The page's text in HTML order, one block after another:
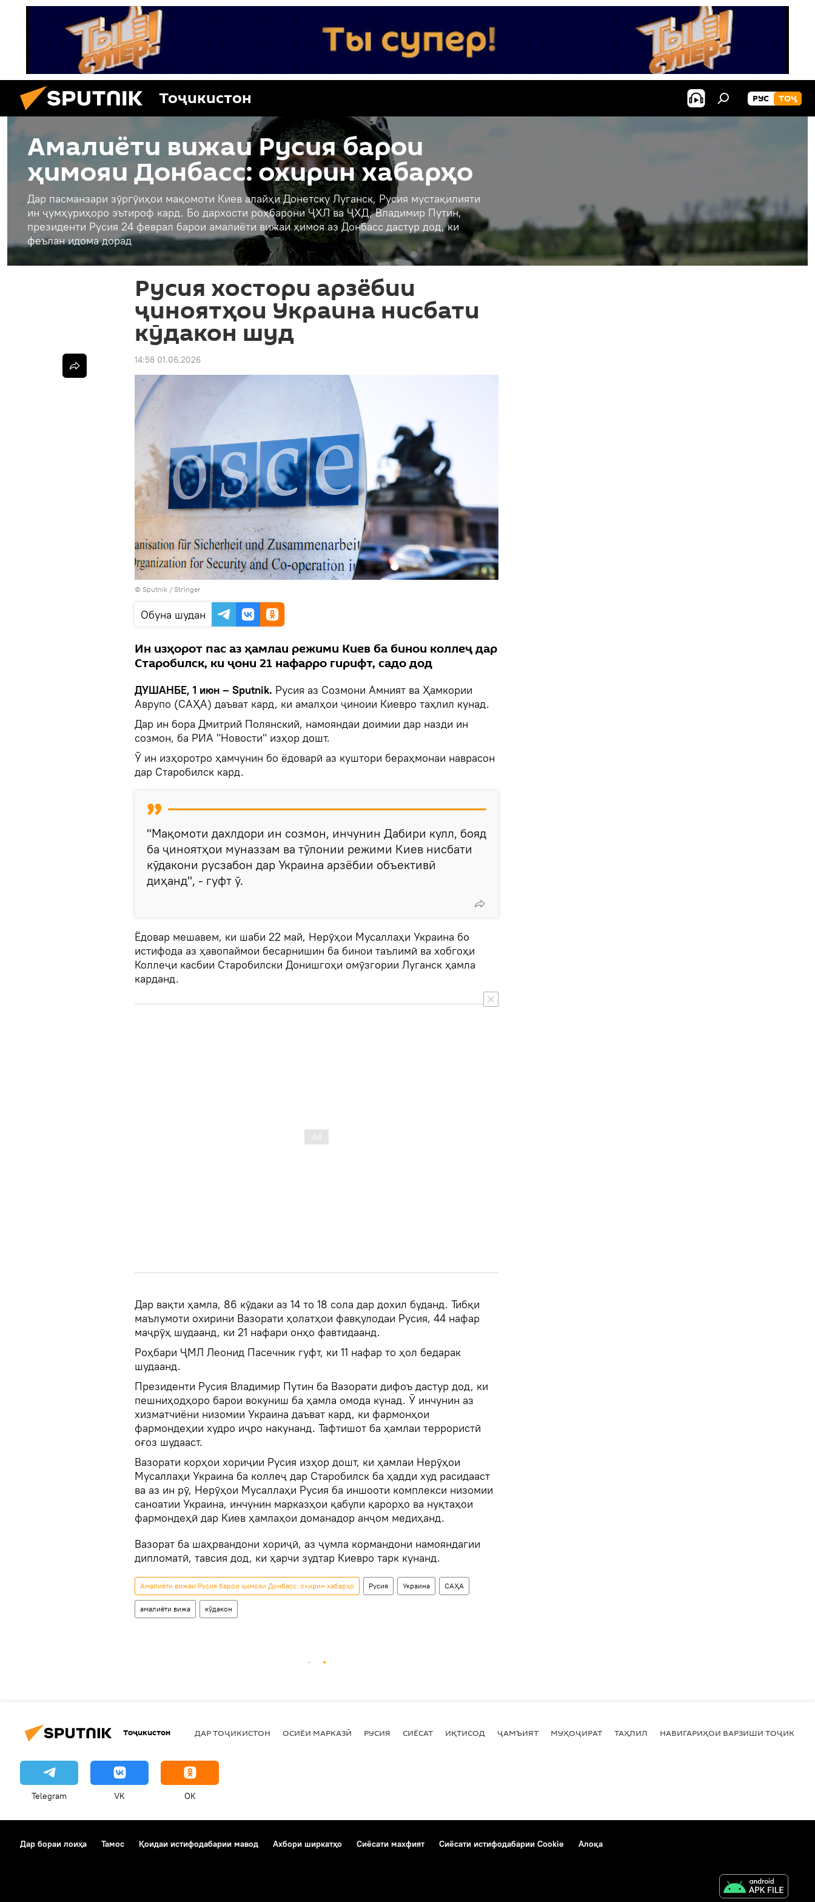
Тоҷикистон РУС ТОҶ
Амалиёти вижаи Русия барои
ҳимояи Донбасс: охирин хабарҳо
Дар пасманзари зӯргӯиҳои мақомоти Киев алайҳи Донетску Луганск, Русия мустақилияти
ин ҷумҳуриҳоро эътироф кард. Бо дархости роҳбарони ҶХЛ ва ҶХД, Владимир Путин,
президенти Русия 24 феврал барои амалиёти вижаи ҳимоя аз Донбасс дастур дод, ки
феълан идома дорад
Русия хостори арзёбии
ҷиноятҳои Украина нисбати
кӯдакон шуд
14:58 01.06.2026
© Sputnik / Stringer
Обуна шудан
Ин изҳорот пас аз ҳамлаи режими Киев ба бинои коллеҷ дар
Старобилск, ки ҷони 21 нафарро гирифт, садо дод
ДУШАНБЕ, 1 июн – Sputnik. Русия аз Созмони Амният ва Ҳамкории
Аврупо (САҲА) даъват кард, ки амалҳои ҷиноии Киевро таҳлил кунад.
Дар ин бора Дмитрий Полянский, намояндаи доимии дар назди ин
созмон, ба РИА "Новости" изҳор дошт.
Ӯ ин изҳоротро ҳамчунин бо ёдоварӣ аз куштори бераҳмонаи наврасон
дар Старобилск кард.
"Мақомоти дахлдори ин созмон, инчунин Дабири кулл, бояд
ба ҷиноятҳои муназзам ва тӯлонии режими Киев нисбати
кӯдакони русзабон дар Украина арзёбии объективӣ
диҳанд", - гуфт ӯ.
Ёдовар мешавем, ки шаби 22 май, Нерӯҳои Мусаллаҳи Украина бо
истифода аз ҳавопаймои бесарнишин ба бинои таълимӣ ва хобгоҳи
Коллеҷи касбии Старобилски Донишгоҳи омӯзгории Луганск ҳамла
карданд.
Дар вақти ҳамла, 86 кӯдаки аз 14 то 18 сола дар дохил буданд. Тибқи
маълумоти охирини Вазорати ҳолатҳои фавқулодаи Русия, 44 нафар
маҷрӯҳ шудаанд, ки 21 нафари онҳо фавтидаанд.
Роҳбари ҶМЛ Леонид Пасечник гуфт, ки 11 нафар то ҳол бедарак
шудаанд.
Президенти Русия Владимир Путин ба Вазорати дифоъ дастур дод, ки
пешниҳодҳоро барои вокуниш ба ҳамла омода кунад. Ӯ инчунин аз
хизматчиёни низомии Украина даъват кард, ки фармонҳои
фармондеҳии худро иҷро накунанд. Тафтишот ба ҳамлаи террористӣ
оғоз шудааст.
Вазорати корҳои хориҷии Русия изҳор дошт, ки ҳамлаи Нерӯҳои
Мусаллаҳи Украина ба коллеҷ дар Старобилск ба ҳадди худ расидааст
ва аз ин рӯ, Нерӯҳои Мусаллаҳи Русия ба иншооти комплекси низомии
саноатии Украина, инчунин марказҳои қабули қарорҳо ва нуқтаҳои
фармондеҳӣ дар Киев ҳамлаҳои доманадор анҷом медиҳанд.
Вазорат ба шаҳрвандони хориҷӣ, аз ҷумла кормандони намояндагии
дипломатӣ, тавсия дод, ки ҳарчи зудтар Киевро тарк кунанд.
Амалиёти вижаи Русия барои ҳимояи Донбасс: охирин хабарҳо Русия Украина САҲА
амалиёти вижа кӯдакон
Тоҷикистон ДАР ТОҶИКИСТОН ОСИЁИ МАРКАЗӢ РУСИЯ СИЁСАТ ИҚТИСОД ҶАМЪИЯТ МУҲОҶИРАТ ТАҲЛИЛ НАВИГАРИҲОИ ВАРЗИШИ
Telegram VK OK
Дар бораи лоиҳа Тамос Қоидаи истифодабарии мавод Ахбори ширкатҳо Сиёсати махфият Сиёсати истифодабарии Cookie Алоқа